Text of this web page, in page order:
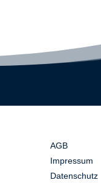
AGB
Impressum
Datenschutz